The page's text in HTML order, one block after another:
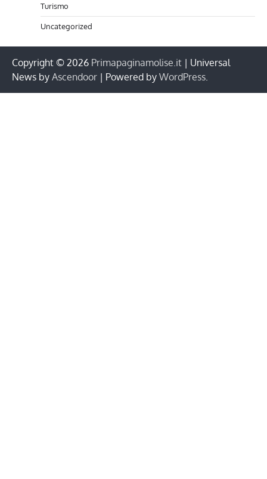
Turismo
Uncategorized
Copyright © 2026 Primapaginamolise.it | Universal
News by Ascendoor | Powered by WordPress